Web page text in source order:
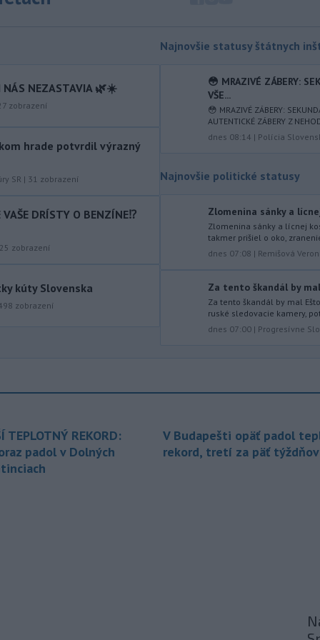
- Senát Spojených štátov v
energetického sektora.
Slovenská polícia prispela k
objasneniu prípadu prevádzačstva,
ktorý sa podarilo ukončiť
Maďarsku.
bratislavskej rafinérii Slovnaft je
Príčina jeho vzniku
bude predmetom vyšetrovania. Pre
TASR to potvrdil hovorca rafinérie
Ministerstvo kultúry (MK) SR
upraví verziu opatrenia o
podrobnostiach poskytovania dotácií v
nebezpečenstvo.
Jedným zo zdravotných rizík
NÁS NEZASTAVIA 🌿☀️
zobrazení
hrade potvrdil výrazný
SR | 31 zobrazení
DRÍSTY O BENZÍNE⁉️
zobrazení
kúty Slovenska
zobrazení
Najnovšie statusy štátnych
😳 MRAZIVÉ ZÁBERY:
VŠE...
😳 MRAZIVÉ ZÁBERY:
AUTENTICKÉ ZÁBERY Z
dnes 08:14 | Polícia
Najnovšie politické statusy
Zlomenina sánky a
Zlomenina sánky a lícnej
takmer prišiel o oko,
dnes 07:08 | Remišová
Za tento škandál by
Za tento škandál by mal
ruské sledovacie kamery,
dnes 07:00 | Progresívne
TEPLOTNÝ REKORD:
padol v Dolných
V Budapešti opäť padol
rekord, tretí za päť týždňov